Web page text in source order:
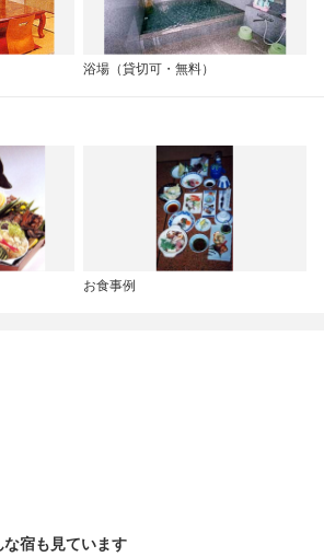
浴場（貸切可・無料）
お食事例
宿も見ています